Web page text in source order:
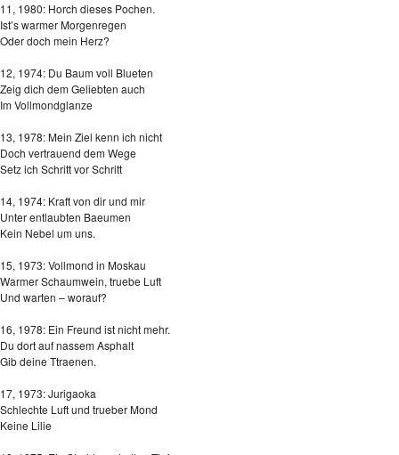
11, 1980: Horch dieses Pochen.
Ist’s warmer Morgenregen
Oder doch mein Herz?
12, 1974: Du Baum voll Blueten
Zeig dich dem Geliebten auch
Im Vollmondglanze
13, 1978: Mein Ziel kenn ich nicht
Doch vertrauend dem Wege
Setz ich Schritt vor Schritt
14, 1974: Kraft von dir und mir
Unter entlaubten Baeumen
Kein Nebel um uns.
15, 1973: Vollmond in Moskau
Warmer Schaumwein, truebe Luft
Und warten – worauf?
16, 1978: Ein Freund ist nicht mehr.
Du dort auf nassem Asphalt
Gib deine Ttraenen.
17, 1973: Jurigaoka
Schlechte Luft und trueber Mond
Keine Lilie